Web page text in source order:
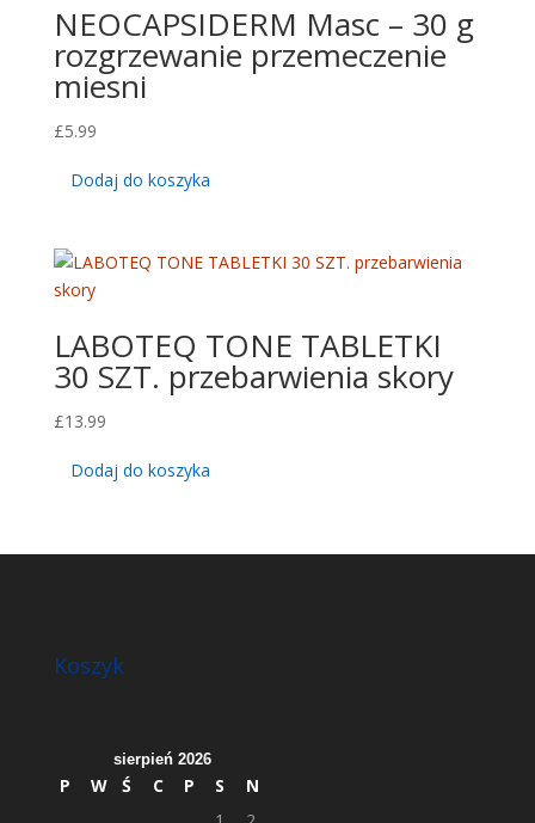
NEOCAPSIDERM Masc – 30 g
rozgrzewanie przemeczenie
miesni
£5.99
Dodaj do koszyka
LABOTEQ TONE TABLETKI
30 SZT. przebarwienia skory
£13.99
Dodaj do koszyka
Koszyk
sierpień 2026
P W Ś C P S
N